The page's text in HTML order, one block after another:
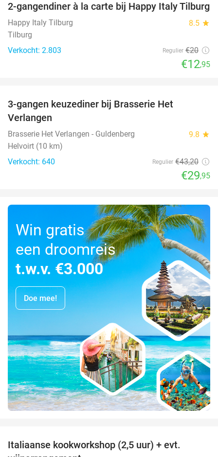
35%
2-gangendiner à la carte bij Happy Italy Tilburg
Happy Italy Tilburg 8.5 star
Tilburg
Verkocht: 2.803
Regulier €20
€12,95
3-gangen keuzediner bij Brasserie Het
Verlangen
Brasserie Het Verlangen - Guldenberg 9.8 star
Helvoirt (10 km)
Verkocht: 640
Regulier €43,20
€29,95
Win gratis
een droomreis
t.w.v. €3.000
Doe mee!
Italiaanse kookworkshop (2,5 uur) + evt.